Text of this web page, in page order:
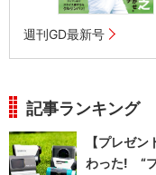
週刊GD最新号
記事ランキング
【プレゼ
わった! “